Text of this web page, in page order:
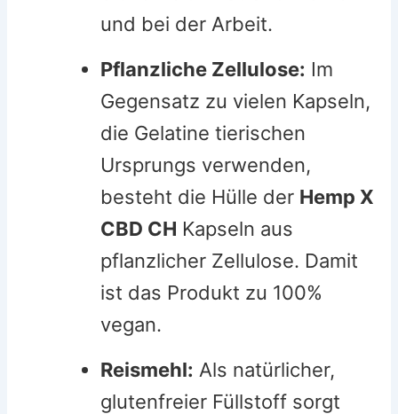
und bei der Arbeit.
Pflanzliche Zellulose: Im
Gegensatz zu vielen Kapseln,
die Gelatine tierischen
Ursprungs verwenden,
besteht die Hülle der Hemp X
CBD CH Kapseln aus
pflanzlicher Zellulose. Damit
ist das Produkt zu 100%
vegan.
Reismehl: Als natürlicher,
glutenfreier Füllstoff sorgt